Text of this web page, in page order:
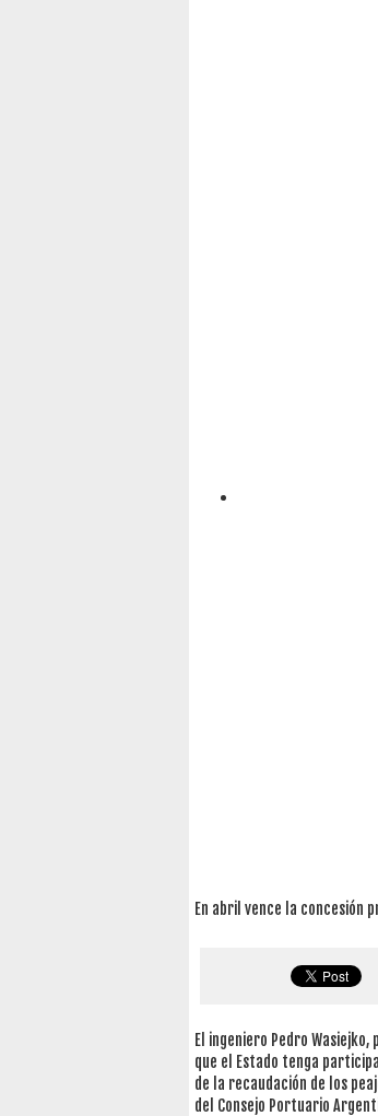
En abril vence la concesión
El ingeniero Pedro
que el Estado tenga
de la recaudación de los
del Consejo Portuario